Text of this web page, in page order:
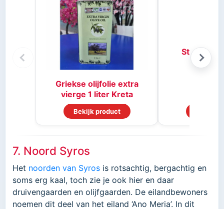
Griekse olijfolie extra
vierge 1 liter Kreta
Bekijk product
Stifado
7. Noord Syros
Het noorden van Syros is rotsachtig, bergachtig en
soms erg kaal, toch zie je ook hier en daar
druivengaarden en olijfgaarden. De eilandbewoners
noemen dit deel van het eiland ‘Ano Meria’. In dit